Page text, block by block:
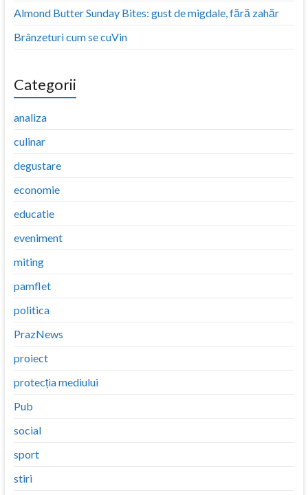
Almond Butter Sunday Bites: gust de migdale, fără zahăr
Brânzeturi cum se cuVin
Categorii
analiza
culinar
degustare
economie
educatie
eveniment
miting
pamflet
politica
PrazNews
proiect
protecția mediului
Pub
social
sport
stiri